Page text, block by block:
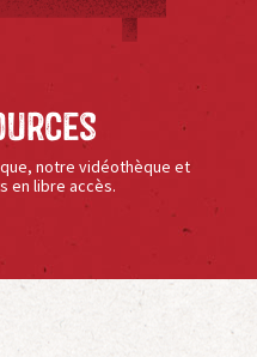
notre vidéothèque et
en libre accès.